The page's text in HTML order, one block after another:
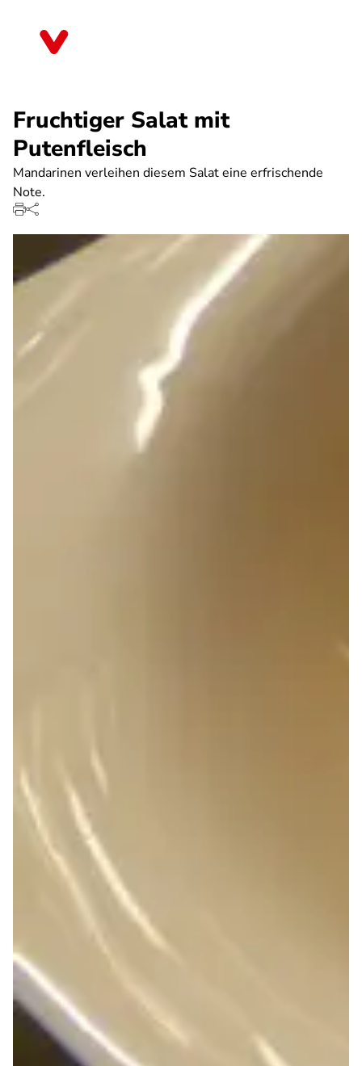
Fruchtiger Salat mit
Putenfleisch
Mandarinen verleihen diesem Salat eine erfrischende
Note.